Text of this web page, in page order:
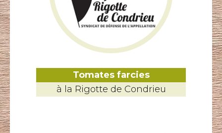
Tomates farcies
à la Rigotte de Condrieu